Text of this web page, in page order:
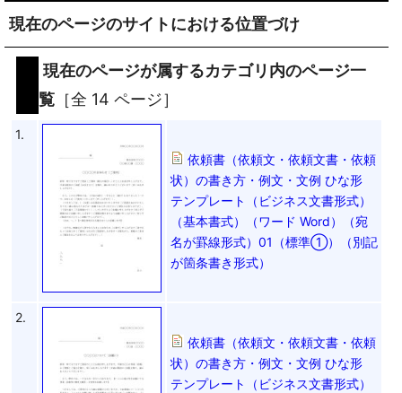
現在のページのサイトにおける位置づけ
現在のページが属するカテゴリ内のページ一
覧 ［全 14 ページ］
1.
依頼書（依頼文・依頼文書・依頼
状）の書き方・例文・文例 ひな形
テンプレート（ビジネス文書形式）
（基本書式）（ワード Word）（宛
名が罫線形式）01（標準①）（別記
が箇条書き形式）
2.
依頼書（依頼文・依頼文書・依頼
状）の書き方・例文・文例 ひな形
テンプレート（ビジネス文書形式）